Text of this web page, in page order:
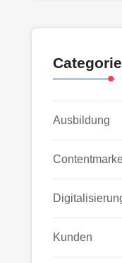
Ausbildung
Kunden